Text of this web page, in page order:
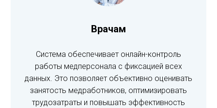
Врачам
Система обеспечивает онлайн-контроль
работы медперсонала с фиксацией всех
данных. Это позволяет объективно оценивать
занятость медработников, оптимизировать
трудозатраты и повышать эффективность